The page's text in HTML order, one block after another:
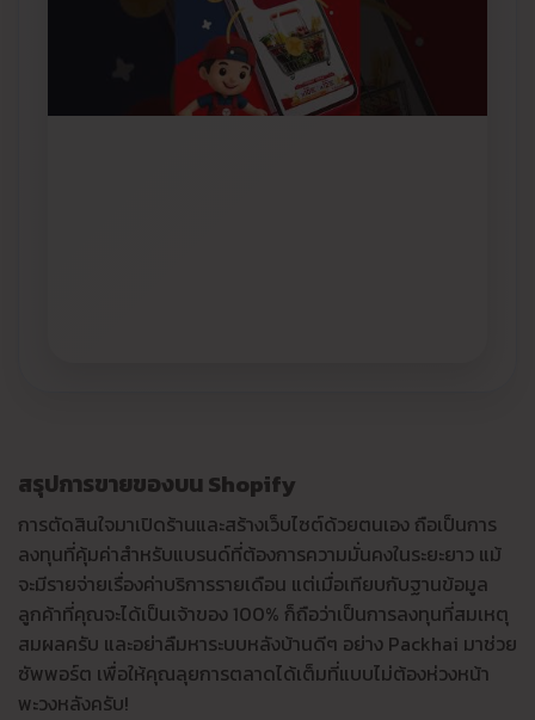
สรุปการขายของบน Shopify
การตัดสินใจมาเปิดร้านและสร้างเว็บไซต์ด้วยตนเอง ถือเป็นการ
ลงทุนที่คุ้มค่าสำหรับแบรนด์ที่ต้องการความมั่นคงในระยะยาว แม้
จะมีรายจ่ายเรื่องค่าบริการรายเดือน แต่เมื่อเทียบกับฐานข้อมูล
ลูกค้าที่คุณจะได้เป็นเจ้าของ 100% ก็ถือว่าเป็นการลงทุนที่สมเหตุ
สมผลครับ และอย่าลืมหาระบบหลังบ้านดีๆ อย่าง Packhai มาช่วย
ซัพพอร์ต เพื่อให้คุณลุยการตลาดได้เต็มที่แบบไม่ต้องห่วงหน้า
พะวงหลังครับ!